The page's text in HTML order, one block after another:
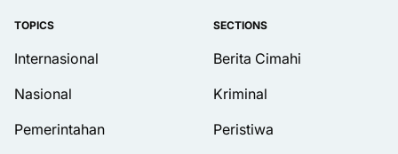
TOPICS
Internasional
Nasional
Pemerintahan
SECTIONS
Berita Cimahi
Kriminal
Peristiwa